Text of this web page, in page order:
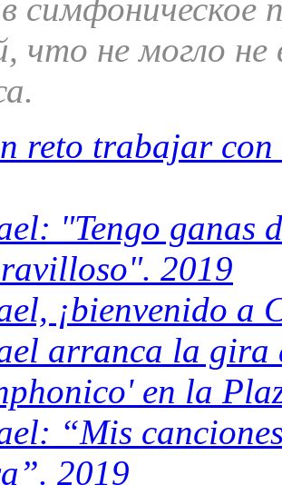
симфоническое
что не могло
reto trabajar
"Tengo ganas
2019
¡bienvenido a
arranca la gira
en la
“Mis
2019